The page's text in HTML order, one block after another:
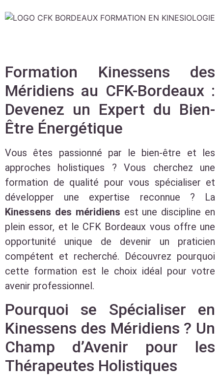
Formation Kinessens des
Méridiens au CFK-Bordeaux :
Devenez un Expert du Bien-
Être Énergétique
Vous êtes passionné par le bien-être et les
approches holistiques ? Vous cherchez une
formation de qualité pour vous spécialiser et
développer une expertise reconnue ? La
Kinessens des méridiens est une discipline en
plein essor, et le CFK Bordeaux vous offre une
opportunité unique de devenir un praticien
compétent et recherché. Découvrez pourquoi
cette formation est le choix idéal pour votre
avenir professionnel.
Pourquoi se Spécialiser en
Kinessens des Méridiens ? Un
Champ d’Avenir pour les
Thérapeutes Holistiques